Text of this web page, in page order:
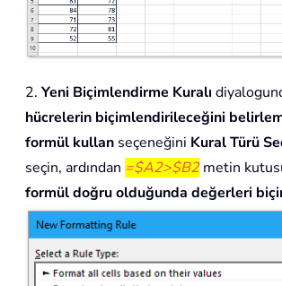
2. Yeni Biçimlendirme Kuralı
hücrelerin biçimlendirileceğini
formül kullan seçeneğini Kural Türü
seçin, ardından =$A2>$B2metin
formül doğru olduğunda değerleri